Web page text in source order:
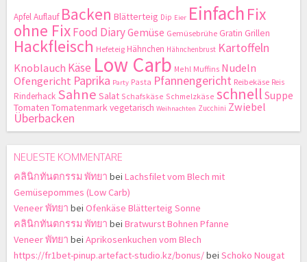
ApfelAuflauf Backen Blätterteig Dip Eier Einfach Fix
ohne FixFood DiaryGemüse Gemüsebrühe Gratin Grillen
Hackfleisch Hefeteig Hähnchen Hähnchenbrust Kartoffeln
Knoblauch Käse Low Carb Mehl Muffins Nudeln
Ofengericht Paprika Party Pasta Pfannengericht Reibekäse Reis
Rinderhack Sahne Salat Schafskäse Schmelzkäse schnell Suppe
Tomaten Tomatenmarkvegetarisch Weihnachten Zucchini Zwiebel
Überbacken
NEUESTE KOMMENTARE
คลินิกทันตกรรม พัทยา bei Lachsfilet vom Blech mit
Gemüsepommes (Low Carb)
Veneer พัทยา bei Ofenkäse Blätterteig Sonne
คลินิกทันตกรรม พัทยา bei Bratwurst Bohnen Pfanne
Veneer พัทยา bei Aprikosenkuchen vom Blech
https://fr1bet-pinup.artefact-studio.kz/bonus/bei Schoko Nougat